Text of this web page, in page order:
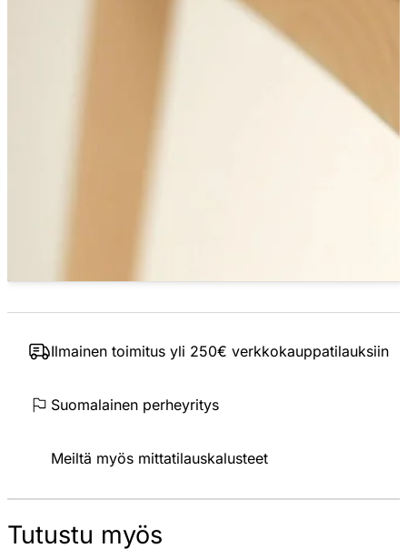
Ilmainen toimitus yli 250€ verkkokauppatilauksiin
Suomalainen perheyritys
Meiltä myös mittatilauskalusteet
Tutustu myös